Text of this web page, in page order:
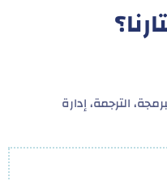
الترجمة، إدارة